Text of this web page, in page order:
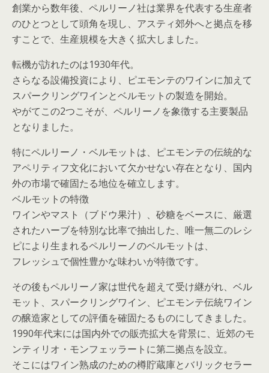
創業から数年後、ペルリーノ社は業界を代表する生産者
のひとつとして頭角を現し、アスティ郊外へと拠点を移
すことで、生産規模を大きく拡大しました。
転機が訪れたのは1930年代。
さらなる設備投資により、ピエモンテのワインに加えて
スパークリングワインとベルモットの製造を開始。
やがてこの2つこそが、ペルリーノを象徴する主要製品
となりました。
特にペルリーノ・ベルモットは、ピエモンテの伝統的な
アペリティフ文化において欠かせない存在となり、国内
外の市場で確固たる地位を確立します。
ベルモットの特徴
ワインやマスト（ブドウ果汁）、砂糖をベースに、厳選
されたハーブを特別な比率で抽出した、唯一無二のレシ
ピにより生まれるペルリーノのベルモットは、
フレッシュで個性豊かな味わいが特徴です。
その後もペルリーノ家は世代を超えて受け継がれ、ベル
モット、スパークリングワイン、ピエモンテ伝統ワイン
の醸造家としての評価を確固たるものにしてきました。
1990年代末には国内外での販売拡大を背景に、近郊のモ
ンティリオ・モンフェッラートに第二拠点を設立。
そこにはワイン熟成のための樽貯蔵庫とバリックセラー